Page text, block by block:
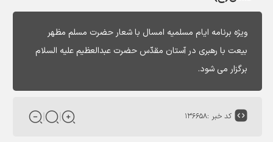
ویژه برنامه ایام مسلمیه امسال با شعار حضرت مسلم مظهر
بیعت با رهبری در آستان مقدّس حضرت عبدالعظیم علیه السلام
برگزار می شود.
کد خبر :۱۳۶۶۵۸